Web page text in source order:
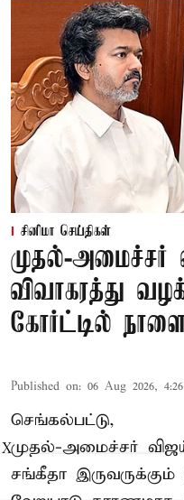
சினிமா செய்திகள்
முதல்-
விவாகரத்து
கோர்ட்டில்
Published on: 06 Aug 2026,
செங்கல்பட்டு,
முதல்-அமைச்சர்
சங்கீதா
X